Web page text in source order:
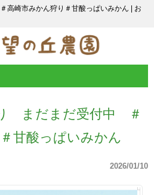
崎市みかん狩り＃甘酸っぱいみかん | お
まだまだ受付中 ＃
甘酸っぱいみかん
2026/01/10